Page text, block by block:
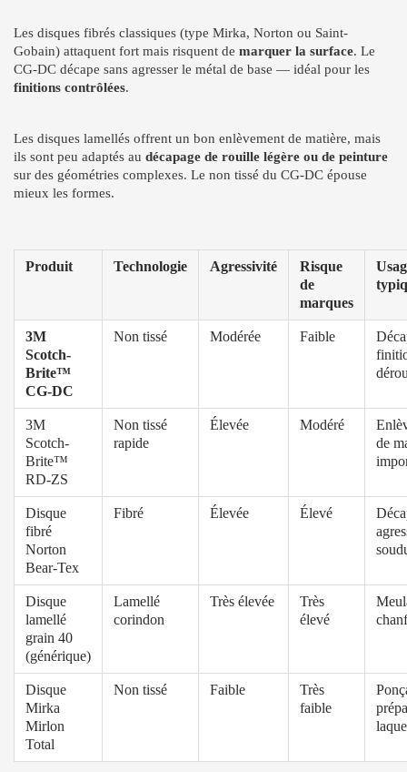
Les disques fibrés classiques (type Mirka, Norton ou Saint-
Gobain) attaquent fort mais risquent de marquer la surface. Le
CG-DC décape sans agresser le métal de base — idéal pour les
finitions contrôlées.
Les disques lamellés offrent un bon enlèvement de matière, mais
ils sont peu adaptés au décapage de rouille légère ou de peinture
sur des géométries complexes. Le non tissé du CG-DC épouse
mieux les formes.
Produit Technologie Agressivité
Risque
de
marques
3M
Scotch-
Brite™
CG-DC
Non tissé Modérée Faible
3M
Scotch-
Brite™
RD-ZS
Non tissé
rapide
Élevée Modéré
de
Disque
fibré
Norton
Bear-Tex
Fibré Élevée Élevé
Disque
lamellé
grain 40
(générique)
Lamellé
corindon
Très élevée
Très
élevé
Disque
Mirka
Mirlon
Total
Non tissé Faible
Très
faible
laque